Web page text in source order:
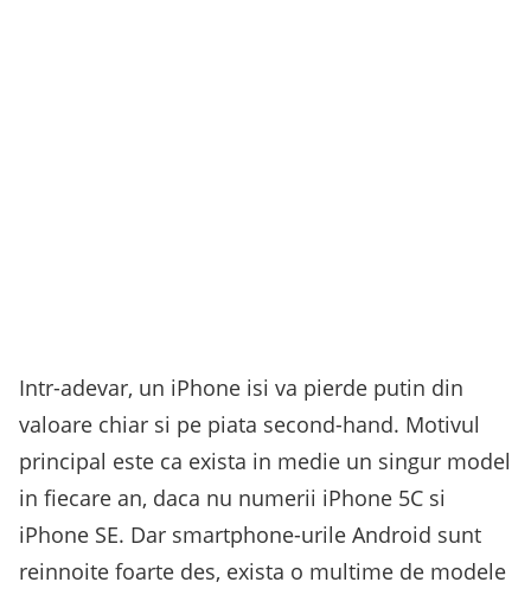
Intr-adevar, un iPhone isi va pierde putin din
valoare chiar si pe piata second-hand. Motivul
principal este ca exista in medie un singur model
in fiecare an, daca nu numerii iPhone 5C si
iPhone SE. Dar smartphone-urile Android sunt
reinnoite foarte des, exista o multime de modele